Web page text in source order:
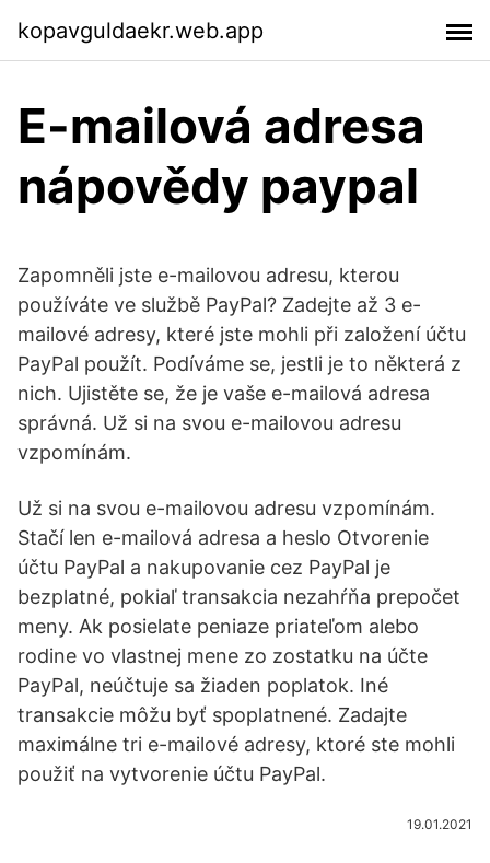
kopavguldaekr.web.app
E-mailová adresa
nápovědy paypal
Zapomněli jste e-mailovou adresu, kterou
používáte ve službě PayPal? Zadejte až 3 e-
mailové adresy, které jste mohli při založení účtu
PayPal použít. Podíváme se, jestli je to některá z
nich. Ujistěte se, že je vaše e-mailová adresa
správná. Už si na svou e-mailovou adresu
vzpomínám.
Už si na svou e-mailovou adresu vzpomínám.
Stačí len e-mailová adresa a heslo Otvorenie
účtu PayPal a nakupovanie cez PayPal je
bezplatné, pokiaľ transakcia nezahŕňa prepočet
meny. Ak posielate peniaze priateľom alebo
rodine vo vlastnej mene zo zostatku na účte
PayPal, neúčtuje sa žiaden poplatok. Iné
transakcie môžu byť spoplatnené. Zadajte
maximálne tri e-mailové adresy, ktoré ste mohli
použiť na vytvorenie účtu PayPal.
19.01.2021